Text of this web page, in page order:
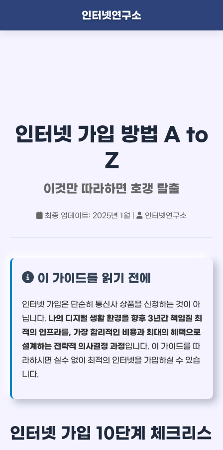
인터넷연구소
인터넷 가입 방법 A to
Z
이것만 따라하면 호갱 탈출
최종 업데이트: 2025년 1월 | 인터넷연구소
이 가이드를 읽기 전에
인터넷 가입은 단순히 통신사 상품을 신청하는 것이 아
닙니다.
나의 디지털 생활 환경을 향후 3년간 책임질 최
적의 인프라를, 가장 합리적인 비용과 최대의 혜택으로
설계하는 전략적 의사결정 과정입니다. 이 가이드를 따
라하시면 실수 없이 최적의 인터넷을 가입하실 수 있습
니다.
인터넷 가입 10단계 체크리스